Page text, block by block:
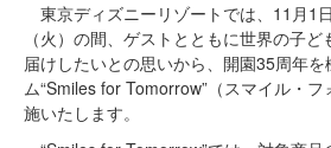
東京ディズニーリゾートでは、11月1
（火）の間、ゲストとともに世界の子ど
届けしたいとの思いから、開園35周年
ム“Smiles for Tomorrow”（スマイル・
施いたします。